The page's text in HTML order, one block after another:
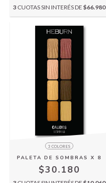
3 CUOTAS SIN INTERÉS DE $66.980
3 COLORES
PALETA DE SOMBRAS X 8
$30.180